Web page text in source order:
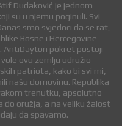
Dudaković je jednom
su u njemu poginuli. Svi
smo svjedoci da se rat,
Bosne i Hercegovine
AntiDayton pokret postoji
ovu zemlju udružio
patriota, kako bi svi mi,
našu domovinu. Republika
trenutku, apsolutno
do oružja, a na veliku žalost
da spavamo.